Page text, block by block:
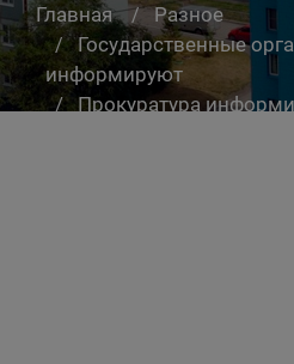
Главная
Разное
Государственные
информируют
Прокуратура